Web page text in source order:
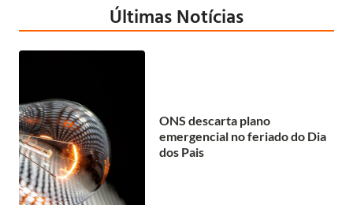
Últimas Notícias
ONS descarta plano
emergencial no feriado do Dia
dos Pais